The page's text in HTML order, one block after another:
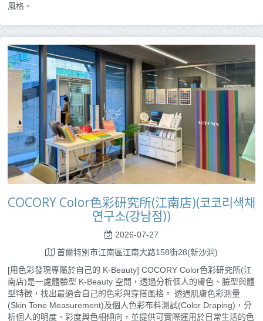
風格。
COCORY Color色彩研究所(江南店)(코코리색채
연구소(강남점))
2026-07-27
首爾特別市江南區江南大路158街28(新沙洞)
[用色彩發現專屬於自己的 K-Beauty] COCORY Color色彩研究所(江
南店)是一處體驗型 K-Beauty 空間，透過分析個人的膚色、臉型與體
型特徵，找出最適合自己的色彩與穿搭風格。 透過肌膚色彩測量
(Skin Tone Measurement)及個人色彩布料測試(Color Draping)，分
析個人的明度、彩度與色相傾向，並提供可實際運用於日常生活的色